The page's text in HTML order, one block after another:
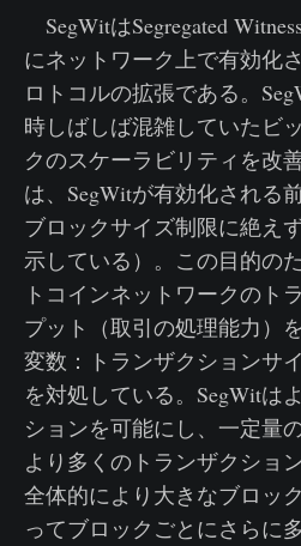
SegWitはSegregated
にネットワーク上で有効化
ロトコルの拡張である。
時しばしば混雑していたビ
クのスケーラビリティを改
は、SegWitが有効化される
ブロックサイズ制限に絶え
示している）。この目的の
トコインネットワークのト
プット（取引の処理能力）
変数：トランザクションサ
を対処している。SegWitは
ションを可能にし、一定量
より多くのトランザクショ
全体的により大きなブロッ
ってブロックごとにさらに